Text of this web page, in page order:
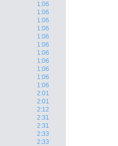
1:06
1:06
1:06
1:06
1:06
1:06
1:06
1:06
1:06
1:06
1:06
2:01
2:01
2:12
2:31
2:31
2:33
2:33